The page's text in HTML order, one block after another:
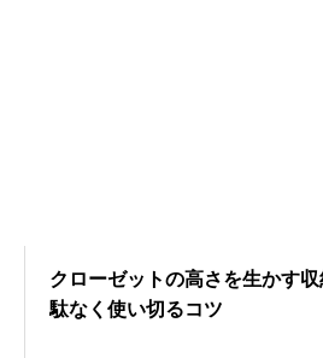
クローゼットの高さを生かす
駄なく使い切るコツ